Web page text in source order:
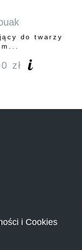
do twarzy
zł
i Cookies